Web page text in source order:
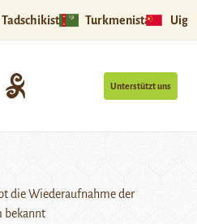
Tadschikistan Turkmenistan
Unterstützt uns
die Wiederaufnahme der
bekannt